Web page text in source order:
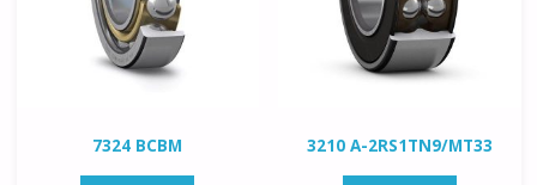
7324 BCBM 3210 A-2RS1TN9/MT33